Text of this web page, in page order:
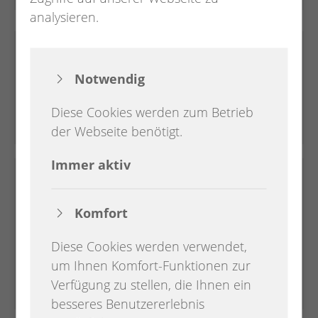
Treffen für Ehrenamtliche und Geflüchtete
Wildeshauser Straße 2, 26209 Kirchhatten
1. Freitag im Monat ab 15:30 Uhr
Ansprechpartnerin: Frau Mahvash Garib
Docheghari, Telefon: 015251098045
Bahnhofstraße 18, 26209 Sandkrug
analysieren.
Notwendig
Diese Cookies werden zum Betrieb
der Webseite benötigt.
Immer aktiv
Komfort
Diese Cookies werden verwendet,
um Ihnen Komfort-Funktionen zur
Verfügung zu stellen, die Ihnen ein
besseres Benutzererlebnis